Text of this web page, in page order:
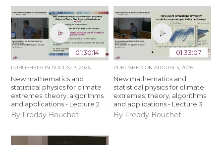
01:30:14
PUBLISHED ONAUGUST 3, 2026
New mathematics and
statistical physics for climate
extremes: theory, algorithms
and applications - Lecture 2
By Freddy Bouchet
01:33:07
PUBLISHED ON AUGUST 3, 2026
New mathematics and
statistical physics for climate
extremes: theory, algorithms
and applications - Lecture 3
By Freddy Bouchet